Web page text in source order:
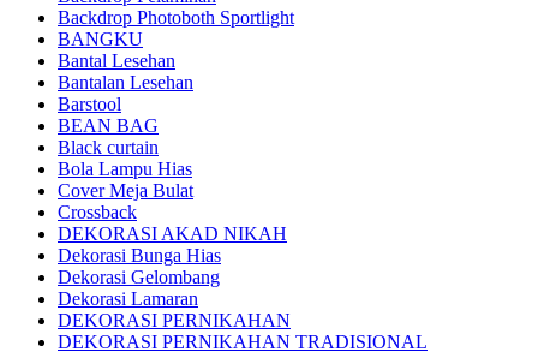
Backdrop Photoboth Sportlight
BANGKU
Bantal Lesehan
Bantalan Lesehan
Barstool
BEAN BAG
Black curtain
Bola Lampu Hias
Cover Meja Bulat
Crossback
DEKORASI AKAD NIKAH
Dekorasi Bunga Hias
Dekorasi Gelombang
Dekorasi Lamaran
DEKORASI PERNIKAHAN
DEKORASI PERNIKAHAN TRADISIONAL